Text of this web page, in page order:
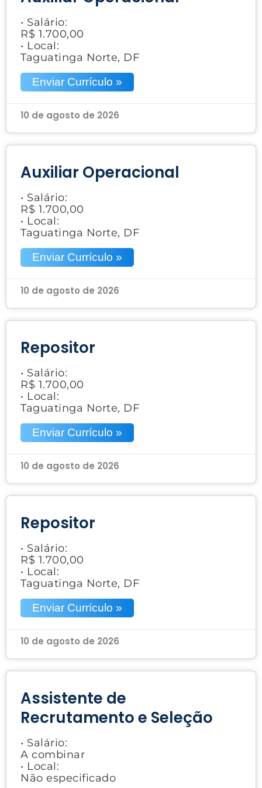
• Salário:
R$ 1.700,00
• Local:
Taguatinga Norte, DF
Enviar Currículo »
10 de agosto de 2026
Auxiliar Operacional
• Salário:
R$ 1.700,00
• Local:
Taguatinga Norte, DF
Enviar Currículo »
10 de agosto de 2026
Repositor
• Salário:
R$ 1.700,00
• Local:
Taguatinga Norte, DF
Enviar Currículo »
10 de agosto de 2026
Repositor
• Salário:
R$ 1.700,00
• Local:
Taguatinga Norte, DF
Enviar Currículo »
10 de agosto de 2026
Assistente de
Recrutamento e Seleção
• Salário:
A combinar
• Local:
Não especificado